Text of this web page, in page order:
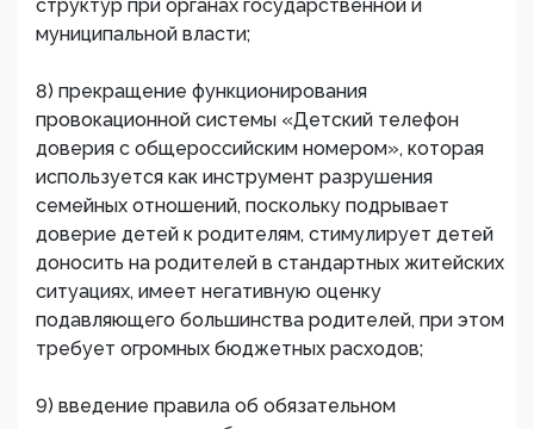
структур при органах государственной и
муниципальной власти;
8) прекращение функционирования
провокационной системы «Детский телефон
доверия с общероссийским номером», которая
используется как инструмент разрушения
семейных отношений, поскольку подрывает
доверие детей к родителям, стимулирует детей
доносить на родителей в стандартных житейских
ситуациях, имеет негативную оценку
подавляющего большинства родителей, при этом
требует огромных бюджетных расходов;
9) введение правила об обязательном